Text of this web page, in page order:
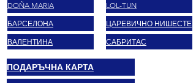
DOÑA MARIA
БАРСЕЛОНА
ВАЛЕНТИНА
LOL-TUN
ЦАРЕВИЧНО НИШЕСТЕ
САБРИТАС
ПОДАРЪЧНА КАРТА